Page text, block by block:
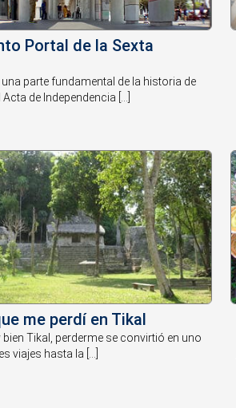
Portal de la Sexta
parte fundamental de la historia de
de Independencia [...]
me perdí en Tikal
Tikal, perderme se convirtió en uno
viajes hasta la [...]